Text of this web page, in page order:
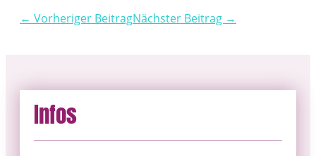
← Vorheriger BeitragNächster Beitrag →
Infos